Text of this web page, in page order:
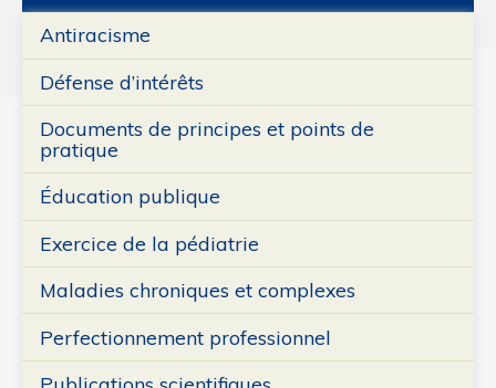
Antiracisme
Défense d’intérêts
Documents de principes et points de
pratique
Éducation publique
Exercice de la pédiatrie
Maladies chroniques et complexes
Perfectionnement professionnel